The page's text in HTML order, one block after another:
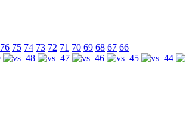
76 75 74 73 72 71 70 69 68 67 66